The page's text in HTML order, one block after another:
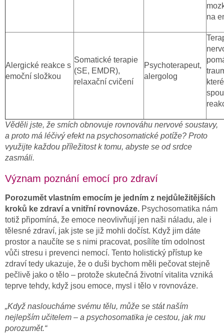
na
Alergické reakce s
emoční složkou
Somatické terapie
(SE, EMDR),
relaxační cvičení
Psychoterapeut,
alergolog
Věděli jste, že smích obnovuje rovnováhu nervové soustavy,
a proto má léčivý efekt na psychosomatické potíže? Proto
využijte každou příležitost k tomu, abyste se od srdce
zasmáli.
Význam poznání emocí pro zdraví
Porozumět vlastním emocím je jedním z nejdůležitějších
kroků ke zdraví a vnitřní rovnováze. Psychosomatika nám
totiž připomíná, že emoce neovlivňují jen naši náladu, ale i
tělesné zdraví, jak jste se již mohli dočíst. Když jim dáte
prostor a naučíte se s nimi pracovat, posílíte tím odolnost
vůči stresu i prevenci nemocí. Tento holistický přístup ke
zdraví tedy ukazuje, že o duši bychom měli pečovat stejně
pečlivě jako o tělo – protože skutečná životní vitalita vzniká
teprve tehdy, když jsou emoce, mysl i tělo v rovnováze.
„Když nasloucháme svému tělu, může se stát naším
nejlepším učitelem – a psychosomatika je cestou, jak mu
porozumět.“